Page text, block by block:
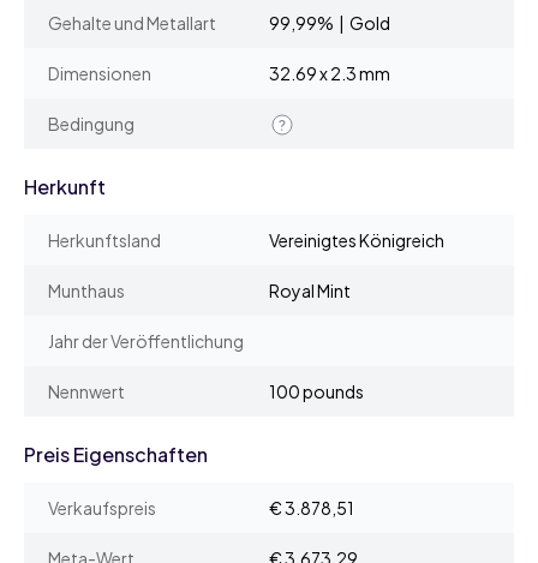
Gehalte und Metallart 99,99% | Gold
Dimensionen 32.69 x 2.3 mm
Bedingung
Herkunft
Herkunftsland Vereinigtes Königreich
Munthaus Royal Mint
Jahr der Veröffentlichung
Nennwert 100 pounds
Preis Eigenschaften
Verkaufspreis € 3.878,51
Meta-Wert € 3.673,29